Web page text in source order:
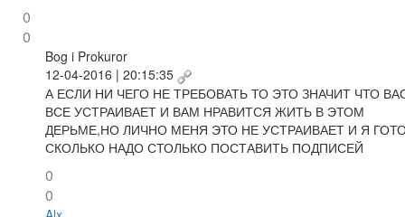
0
0
Bog i Prokuror
12-04-2016 | 20:15:35
А ЕСЛИ НИ ЧЕГО НЕ ТРЕБОВАТЬ ТО ЭТО ЗНАЧИТ ЧТО
ВСЕ УСТРАИВАЕТ И ВАМ НРАВИТСЯ ЖИТЬ В ЭТОМ
ДЕРЬМЕ,НО ЛИЧНО МЕНЯ ЭТО НЕ УСТРАИВАЕТ И Я
СКОЛЬКО НАДО СТОЛЬКО ПОСТАВИТЬ ПОДПИСЕЙ
0
0